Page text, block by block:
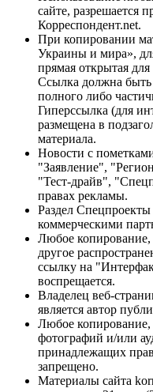
сайте, разрешается
Корреспондент.net.
При копировании
Украины и мира»,
прямая открытая
Ссылка должна быть
полного либо
Гиперссылка (для
размещена в
материала.
Новости с
"Заявление",
"Тест-драйв",
правах рекламы.
Раздел Спецпроекты
коммерческими
Любое копирование,
другое
ссылку на
воспрещается.
Владелец веб-
является автор
Любое копирование,
фотографий и/или
принадлежащих
запрещено.
Материалы сайта